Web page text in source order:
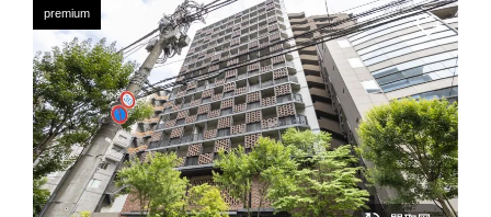
premium